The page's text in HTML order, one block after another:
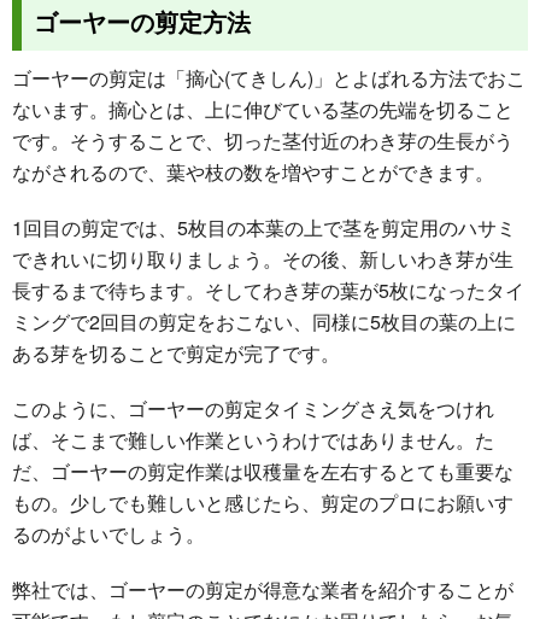
ゴーヤーの剪定方法
ゴーヤーの剪定は「摘心(てきしん)」とよばれる方法でおこ
ないます。摘心とは、上に伸びている茎の先端を切ること
です。そうすることで、切った茎付近のわき芽の生長がう
ながされるので、葉や枝の数を増やすことができます。
1回目の剪定では、5枚目の本葉の上で茎を剪定用のハサミ
できれいに切り取りましょう。その後、新しいわき芽が生
長するまで待ちます。そしてわき芽の葉が5枚になったタイ
ミングで2回目の剪定をおこない、同様に5枚目の葉の上に
ある芽を切ることで剪定が完了です。
このように、ゴーヤーの剪定タイミングさえ気をつけれ
ば、そこまで難しい作業というわけではありません。た
だ、ゴーヤーの剪定作業は収穫量を左右するとても重要な
もの。少しでも難しいと感じたら、剪定のプロにお願いす
るのがよいでしょう。
弊社では、ゴーヤーの剪定が得意な業者を紹介することが